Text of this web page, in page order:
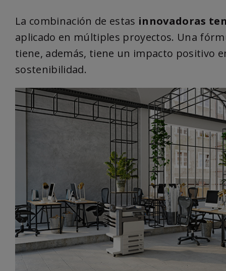
La combinación de estas innovadoras
aplicado en múltiples proyectos. Una
tiene, además, tiene un impacto positivo
sostenibilidad.